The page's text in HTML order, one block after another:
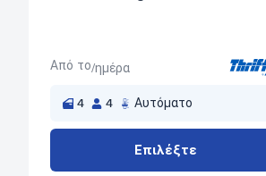
Από το/ημέρα
4 4 Αυτόματο
Επιλέξτε